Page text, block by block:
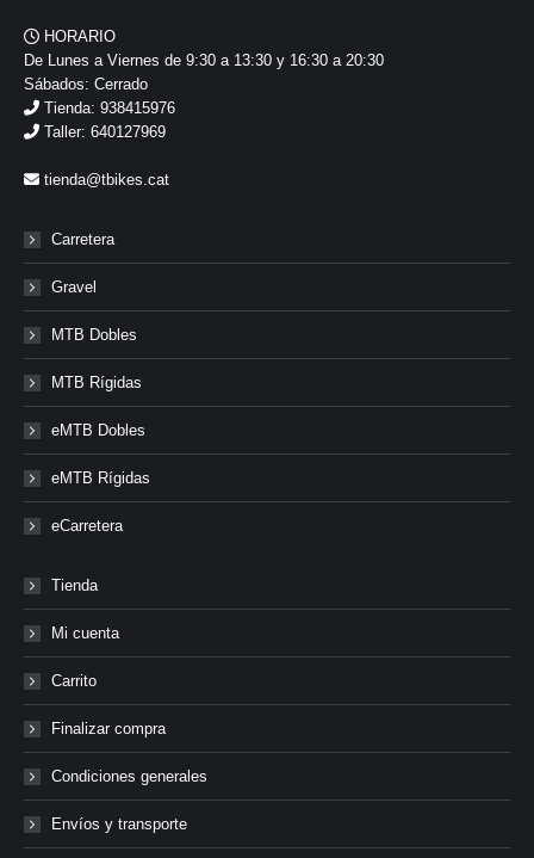
HORARIO
De Lunes a Viernes de 9:30 a 13:30 y 16:30 a 20:30
Sábados: Cerrado
Tienda: 938415976
Taller: 640127969
tienda@tbikes.cat
Carretera
Gravel
MTB Dobles
MTB Rígidas
eMTB Dobles
eMTB Rígidas
eCarretera
Tienda
Mi cuenta
Carrito
Finalizar compra
Condiciones generales
Envíos y transporte